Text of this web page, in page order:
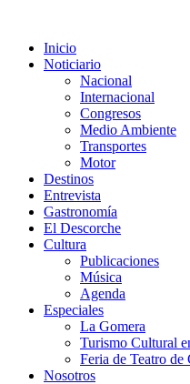
Inicio
Noticiario
Nacional
Internacional
Congresos
Medio Ambiente
Transportes
Motor
Destinos
Entrevista
Gastronomía
El Descorche
Cultura
Publicaciones
Música
Agenda
Especiales
La Gomera
Turismo Cultural
Feria de Teatro
Nosotros